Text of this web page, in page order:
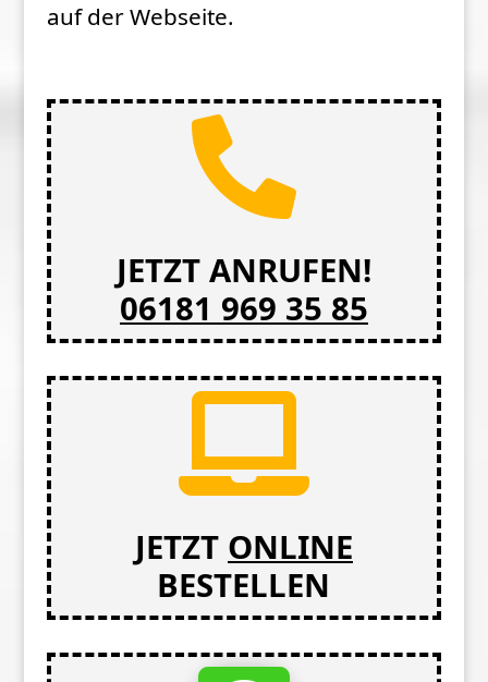
auf der Webseite.

JETZT ANRUFEN!
06181 969 35 85

JETZT ONLINE
BESTELLEN